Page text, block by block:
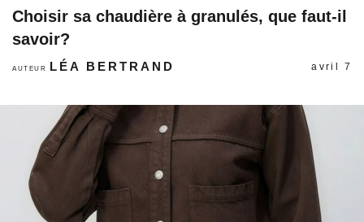
Choisir sa chaudière à granulés, que faut-il
savoir?
AUTEUR LÉA BERTRAND avril 7